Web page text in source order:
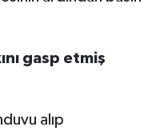
gasp etmiş
alıp